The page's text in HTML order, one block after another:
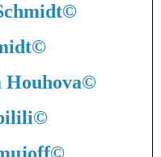
©
©
©
©
©